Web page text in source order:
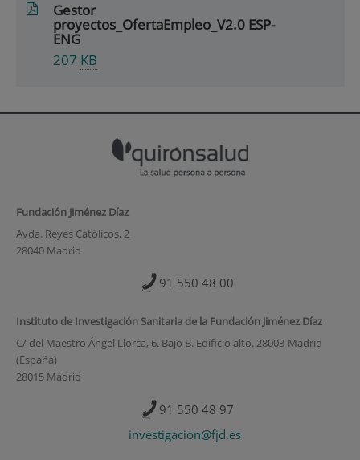
Gestor
proyectos_OfertaEmpleo_V2.0 ESP-
ENG
207 KB
Fundación Jiménez Díaz
Avda. Reyes Católicos, 2
28040 Madrid
91 550 48 00
Instituto de Investigación Sanitaria de la Fundación Jiménez Díaz
C/ del Maestro Ángel Llorca, 6. Bajo B. Edificio alto. 28003-Madrid
(España)
28015 Madrid
91 550 48 97
investigacion@fjd.es